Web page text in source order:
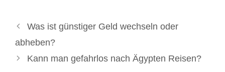
Was ist günstiger Geld wechseln oder
abheben?
Kann man gefahrlos nach Ägypten Reisen?